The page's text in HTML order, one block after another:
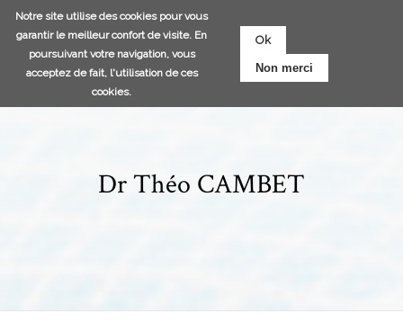
Notre site utilise des cookies pour vous
garantir le meilleur confort de visite. En
poursuivant votre navigation, vous
acceptez de fait, l'utilisation de ces
cookies.
Ok
Non merci
Aller
au
Dr Théo CAMBET